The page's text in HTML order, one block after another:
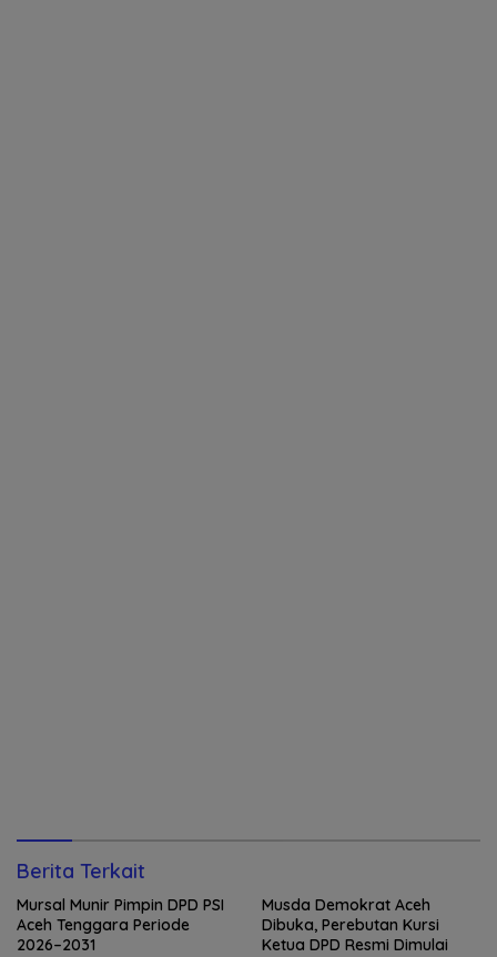
Berita Terkait
Mursal Munir Pimpin DPD PSI
Aceh Tenggara Periode
2026–2031
Musda Demokrat Aceh
Dibuka, Perebutan Kursi
Ketua DPD Resmi Dimulai